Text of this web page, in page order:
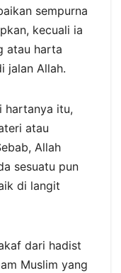
sempurna
kecuali ia
atau harta
jalan Allah.
hartanya itu,
atau
Allah
sesuatu pun
di langit
dari hadist
Muslim yang